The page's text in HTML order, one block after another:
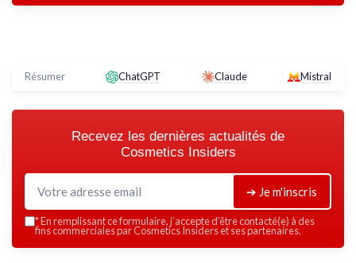
Résumer ChatGPT Claude Mistral
Recevez les dernières actualités de
Cosmetics Insiders
➔ Je m'inscris
*En remplissant ce formulaire, j’accepte d’être contacté(e) à des
fins commerciales par Cosmetics Insiders et ses partenaires.